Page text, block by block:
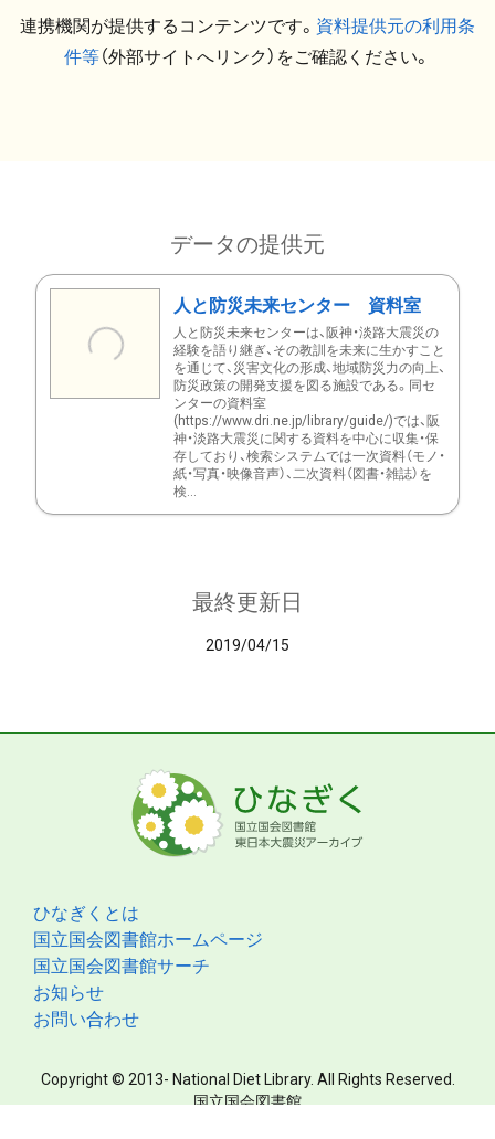
連携機関が提供するコンテンツです。 資料提供元の利用条
件等（外部サイトへリンク）をご確認ください。
データの提供元
人と防災未来センター 資料室
人と防災未来センターは、阪神・淡路大震災の
経験を語り継ぎ、その教訓を未来に生かすこと
を通じて、災害文化の形成、地域防災力の向上、
防災政策の開発支援を図る施設である。同セ
ンターの資料室
(https://www.dri.ne.jp/library/guide/)では、阪
神・淡路大震災に関する資料を中心に収集・保
存しており、検索システムでは一次資料（モノ・
紙・写真・映像音声）、二次資料（図書・雑誌）を
検...
最終更新日
2019/04/15
ひなぎくとは
国立国会図書館ホームページ
国立国会図書館サーチ
お知らせ
お問い合わせ
Copyright © 2013- National Diet Library. All Rights Reserved.